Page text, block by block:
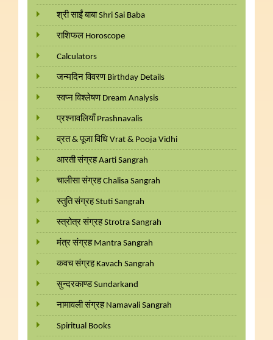
श्री साईं बाबा Shri Sai Baba
राशिफल Horoscope
Calculators
जन्मदिन विवरण Birthday Details
स्वप्न विश्लेषण Dream Analysis
प्रश्नावलियाँ Prashnavalis
व्रत & पूजा विधि Vrat & Pooja Vidhi
आरती संग्रह Aarti Sangrah
चालीसा संग्रह Chalisa Sangrah
स्तुति संग्रह Stuti Sangrah
स्त्रोत्र संग्रह Strotra Sangrah
मंत्र संग्रह Mantra Sangrah
कवच संग्रह Kavach Sangrah
सुन्दरकाण्ड Sundarkand
नामावली संग्रह Namavali Sangrah
Spiritual Books